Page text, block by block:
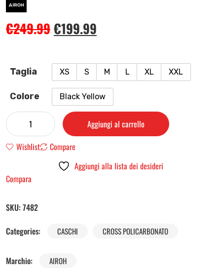
€249.99€199.99
Taglia XS S M L XL XXL
Colore Black Yellow
Aggiungi al carrello
Wishlist
Compare
Aggiungi alla lista dei desideri
Compara
SKU: 7482
Categories:
CASCHI CROSS POLICARBONATO
Marchio: AIROH